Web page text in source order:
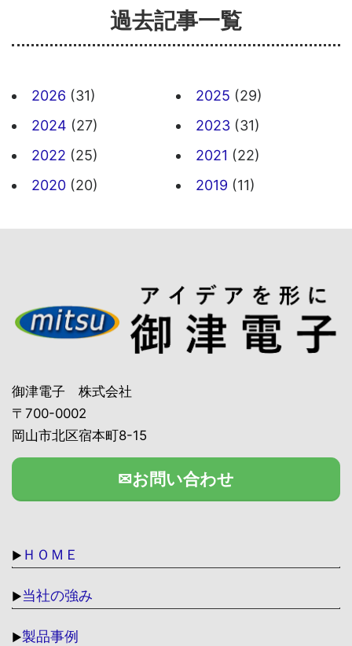
過去記事一覧
2026 (31) 2025 (29)
2024 (27) 2023 (31)
2022 (25) 2021 (22)
2020 (20) 2019 (11)
御津電子 株式会社
〒700-0002
岡山市北区宿本町8-15
✉お問い合わせ
▶ ＨＯＭＥ
▶当社の強み
▶製品事例